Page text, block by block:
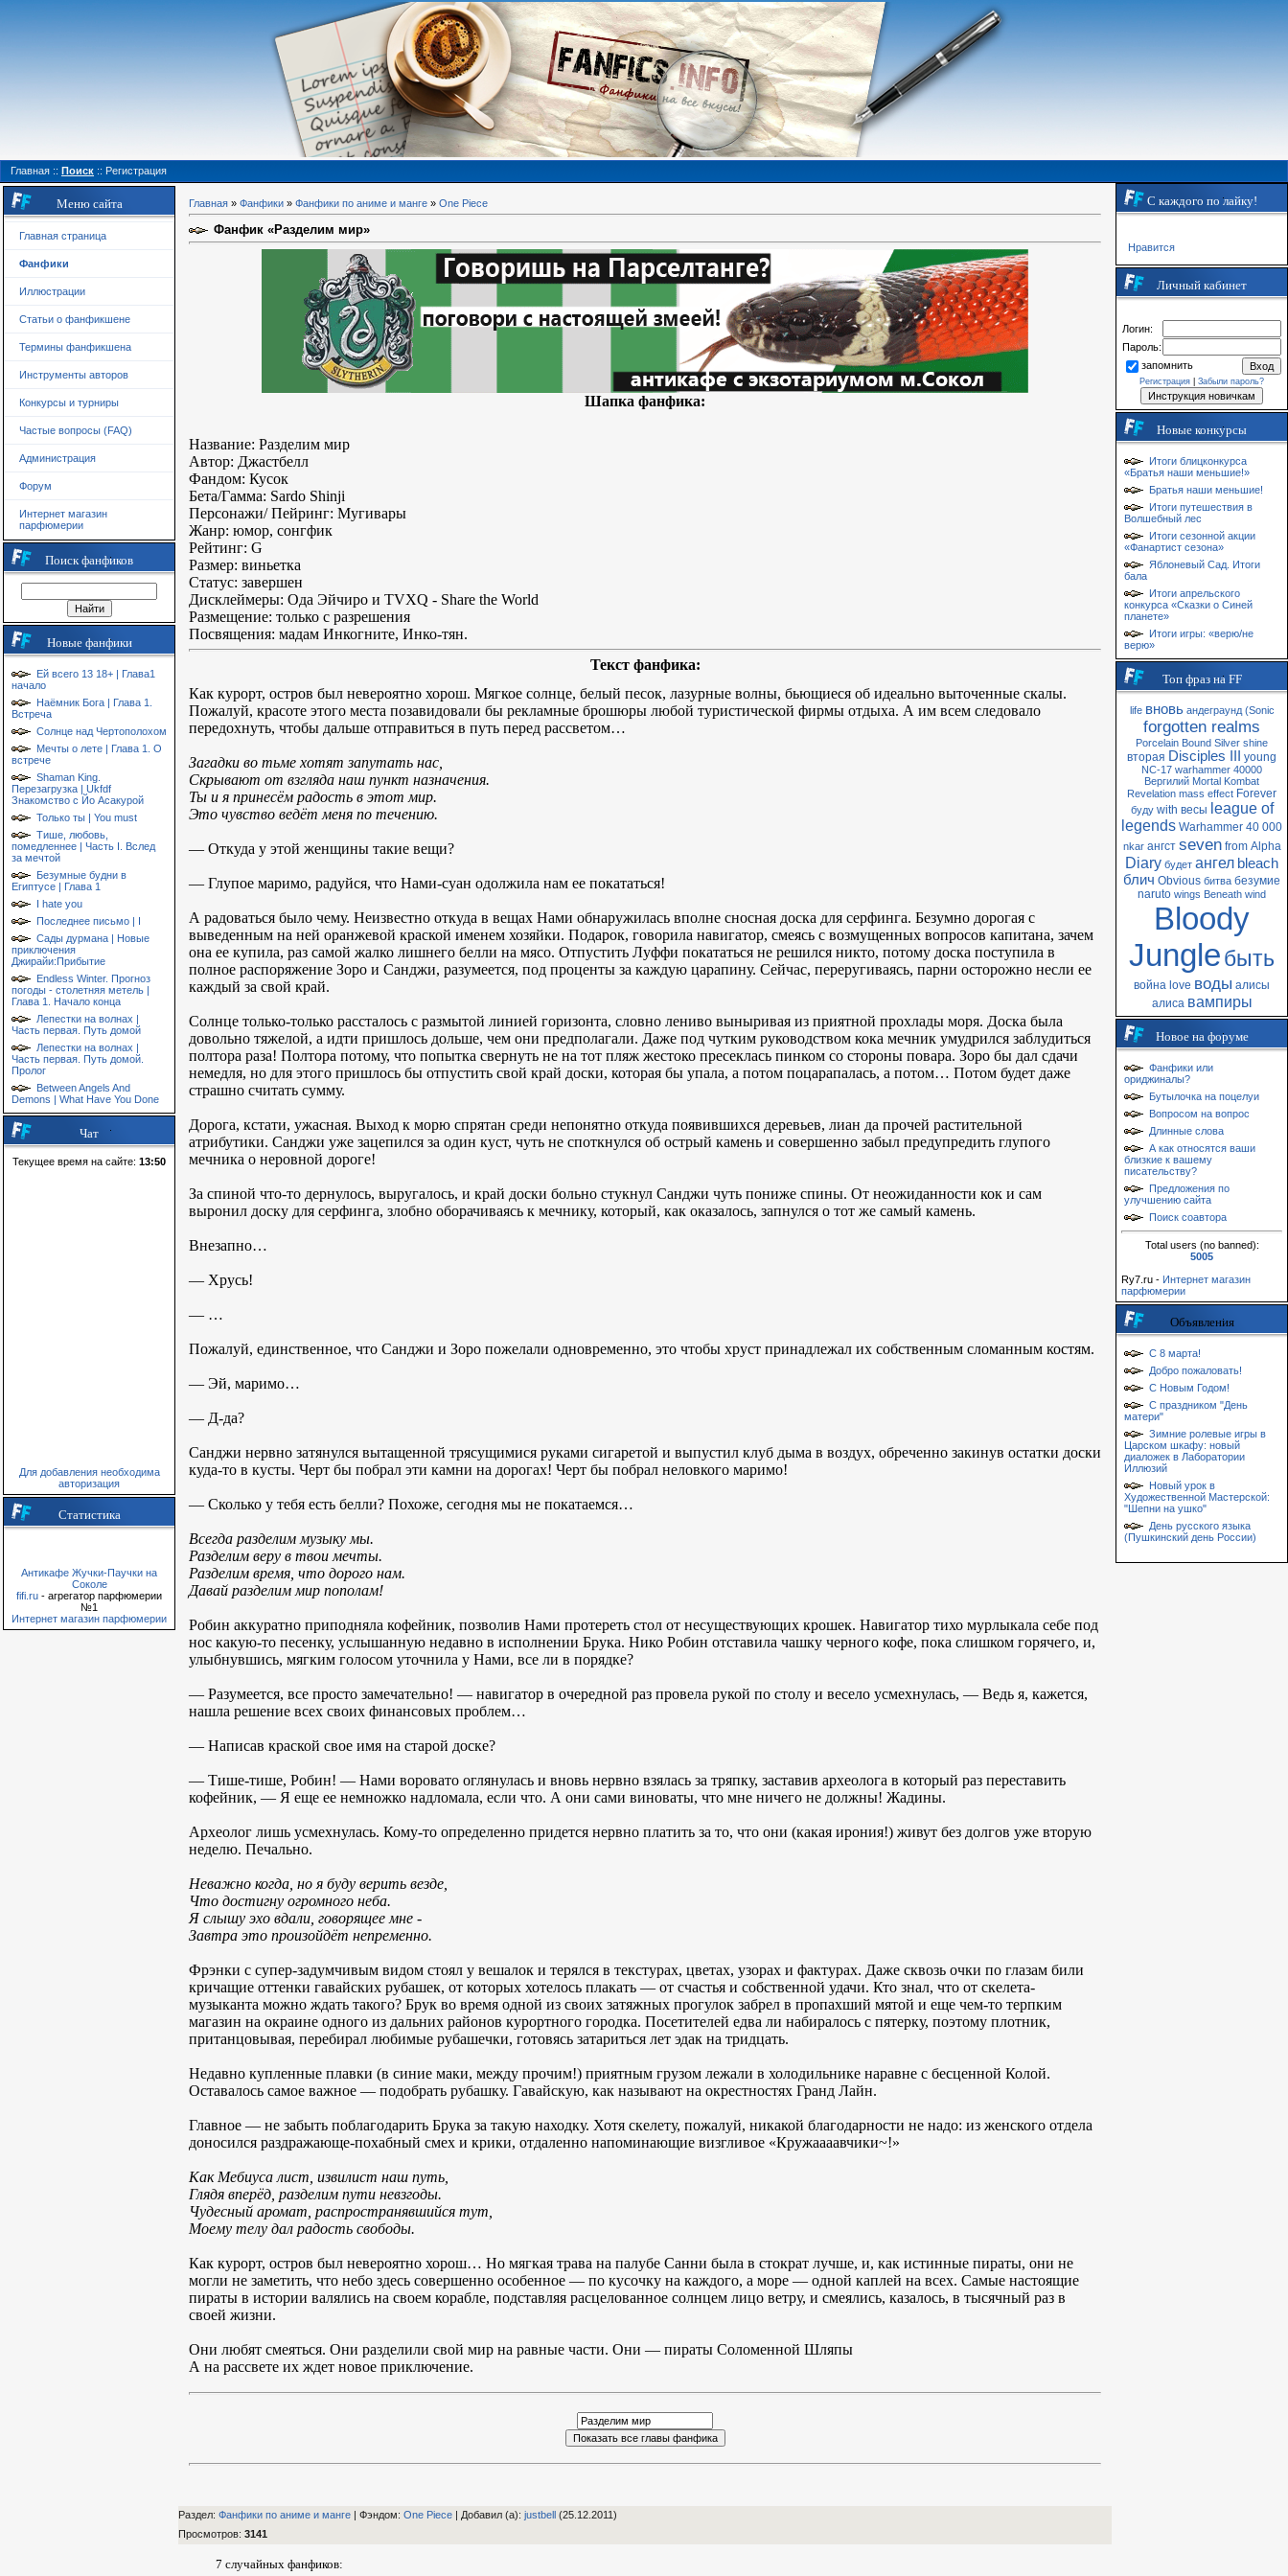
Главная :: Поиск :: Регистрация
Меню сайта
Главная страница
Фанфики
Иллюстрации
Статьи о фанфикшене
Термины фанфикшена
Инструменты авторов
Конкурсы и турниры
Частые вопросы (FAQ)
Администрация
Форум
Интернет магазин
парфюмерии
Поиск фанфиков
Новые фанфики
Ей всего 13 18+ | Глава1
начало
Наёмник Бога | Глава 1.
Встреча
Солнце над Чертополохом
Мечты о лете | Глава 1. О
встрече
Shaman King.
Перезагрузка | Ukfdf
Знакомство с Йо Асакурой
Только ты | You must
Тише, любовь,
помедленнее | Часть I. Вслед
за мечтой
Безумные будни в
Египтусе | Глава 1
I hate you
Последнее письмо | I
Сады дурмана | Новые
приключения
Джирайи:Прибытие
Endless Winter. Прогноз
погоды - столетняя метель |
Глава 1. Начало конца
Лепестки на волнах |
Часть первая. Путь домой
Лепестки на волнах |
Часть первая. Путь домой.
Пролог
Between Angels And
Demons | What Have You Done
Чат
Текущее время на сайте: 13:50
Для добавления необходима
авторизация
Статистика
Антикафе Жучки-Паучки на
Соколе
fifi.ru - агрегатор парфюмерии
№1
Интернет магазин парфюмерии
Главная » Фанфики » Фанфики по аниме и манге » One Piece
Фанфик «Разделим мир»
Шапка фанфика:
Название: Разделим мир
Автор: Джастбелл
Фандом: Кусок
Бета/Гамма: Sardo Shinji
Персонажи/ Пейринг: Мугивары
Жанр: юмор, сонгфик
Рейтинг: G
Размер: виньетка
Статус: завершен
Дисклеймеры: Ода Эйчиро и TVXQ - Share the World
Размещение: только с разрешения
Посвящения: мадам Инкогните, Инко-тян.
Текст фанфика:
Как курорт, остров был невероятно хорош. Мягкое солнце, белый песок, лазурные волны, бьющиеся об идеально выточенные скалы.
Пожалуй, красоте этого места позавидовали бы рекламные брошюры любой туристической фирмы отдыха. А им всем следовало
передохнуть, чтобы дальше отправиться в путь перед рассветом…
Загадки во тьме хотят запутать нас,
Скрывают от взгляда наш пункт назначения.
Ты и я принесём радость в этот мир.
Это чувство ведёт меня по течению.
— Откуда у этой женщины такие вещи?
— Глупое маримо, радуйся, что Нами-суан одолжила нам ее покататься!
А радоваться было чему. Неизвестно откуда в вещах Нами обнаружилась вполне сносная доска для серфинга. Безумно дорогая с
выведенным на ней оранжевой краской именем хозяйки. Подарок, говорила навигатор, смеясь с возмущенных вопросов капитана, зачем
она ее купила, раз самой жалко лишнего белли на мясо. Отпустить Луффи покататься не решился никто, потому доска поступила в
полное распоряжение Зоро и Санджи, разумеется, под проценты за каждую царапину. Сейчас, переругиваясь, парни осторожно несли ее
каждый за свой край.
Солнце только-только рассталось с размытой линией горизонта, словно лениво выныривая из приятной прохлады моря. Доска была
довольно тяжелой, а идти пришлось дольше, чем они предполагали. Даже под чутким руководством кока мечник умудрился заблудиться
полтора раза! Полтора потому, что попытка свернуть не на тот пляж жестоко пресеклась пинком со стороны повара. Зоро бы дал сдачи
немедля, но для этого пришлось бы отпустить свой край доски, которая бы упала, а потом поцарапалась, а потом… Потом будет даже
страшно считать сумму.
Дорога, кстати, ужасная. Выход к морю спрятан среди непонятно откуда появившихся деревьев, лиан да прочей растительной
атрибутики. Санджи уже зацепился за один куст, чуть не споткнулся об острый камень и совершенно забыл предупредить глупого
мечника о неровной дороге!
За спиной что-то дернулось, выругалось, и край доски больно стукнул Санджи чуть пониже спины. От неожиданности кок и сам
выронил доску для серфинга, злобно оборачиваясь к мечнику, который, как оказалось, запнулся о тот же самый камень.
Внезапно…
— Хрусь!
— …
Пожалуй, единственное, что Санджи и Зоро пожелали одновременно, это чтобы хруст принадлежал их собственным сломанным костям.
— Эй, маримо…
— Д-да?
Санджи нервно затянулся вытащенной трясущимися руками сигаретой и выпустил клуб дыма в воздух, обреченно закинув остатки доски
куда-то в кусты. Черт бы побрал эти камни на дорогах! Черт бы побрал неловкого маримо!
— Сколько у тебя есть белли? Похоже, сегодня мы не покатаемся…
Всегда разделим музыку мы.
Разделим веру в твои мечты.
Разделим время, что дорого нам.
Давай разделим мир пополам!
Робин аккуратно приподняла кофейник, позволив Нами протереть стол от несуществующих крошек. Навигатор тихо мурлыкала себе под
нос какую-то песенку, услышанную недавно в исполнении Брука. Нико Робин отставила чашку черного кофе, пока слишком горячего, и,
улыбнувшись, мягким голосом уточнила у Нами, все ли в порядке?
— Разумеется, все просто замечательно! — навигатор в очередной раз провела рукой по столу и весело усмехнулась, — Ведь я, кажется,
нашла решение всех своих финансовых проблем…
— Написав краской свое имя на старой доске?
— Тише-тише, Робин! — Нами воровато оглянулась и вновь нервно взялась за тряпку, заставив археолога в который раз переставить
кофейник, — Я еще ее немножко надломала, если что. А они сами виноваты, что мне ничего не должны! Жадины.
Археолог лишь усмехнулась. Кому-то определенно придется нервно платить за то, что они (какая ирония!) живут без долгов уже вторую
неделю. Печально.
Неважно когда, но я буду верить везде,
Что достигну огромного неба.
Я слышу эхо вдали, говорящее мне -
Завтра это произойдёт непременно.
Фрэнки с супер-задумчивым видом стоял у вешалок и терялся в текстурах, цветах, узорах и фактурах. Даже сквозь очки по глазам били
кричащие оттенки гавайских рубашек, от которых хотелось плакать — от счастья и собственной удачи. Кто знал, что от скелета-
музыканта можно ждать такого? Брук во время одной из своих затяжных прогулок забрел в пропахший мятой и еще чем-то терпким
магазин на окраине одного из дальних районов курортного городка. Посетителей едва ли набиралось с пятерку, поэтому плотник,
пританцовывая, перебирал любимые рубашечки, готовясь затариться лет эдак на тридцать.
Недавно купленные плавки (в синие маки, между прочим!) приятным грузом лежали в холодильнике наравне с бесценной Колой.
Оставалось самое важное — подобрать рубашку. Гавайскую, как называют на окрестностях Гранд Лайн.
Главное — не забыть поблагодарить Брука за такую находку. Хотя скелету, пожалуй, никакой благодарности не надо: из женского отдела
доносился раздражающе-похабный смех и крики, отдаленно напоминающие визгливое «Кружаааавчики~!»
Как Мебиуса лист, извилист наш путь,
Глядя вперёд, разделим пути невзгоды.
Чудесный аромат, распространявшийся тут,
Моему телу дал радость свободы.
Как курорт, остров был невероятно хорош… Но мягкая трава на палубе Санни была в стократ лучше, и, как истинные пираты, они не
могли не заметить, что небо здесь совершенно особенное — по кусочку на каждого, а море — одной каплей на всех. Самые настоящие
пираты в истории валялись на своем корабле, подставляя расцелованное солнцем лицо ветру, и смеялись, казалось, в тысячный раз в
своей жизни.
Они любят смеяться. Они разделили свой мир на равные части. Они — пираты Соломенной Шляпы
А на рассвете их ждет новое приключение.
Раздел: Фанфики по аниме и манге | Фэндом: One Piece | Добавил (а): justbell (25.12.2011)
Просмотров: 3141
7 случайных фанфиков:
С каждого по лайку!
Нравится
Личный кабинет
Логин:
Пароль:
запомнить
Регистрация Забыли пароль?
Новые конкурсы
Итоги блицконкурса
«Братья наши меньшие!»
Братья наши меньшие!
Итоги путешествия в
Волшебный лес
Итоги сезонной акции
«Фанартист сезона»
Яблоневый Сад. Итоги
бала
Итоги апрельского
конкурса «Сказки о Синей
планете»
Итоги игры: «верю/не
верю»
Топ фраз на FF
life вновь андеграунд (Sonic
forgotten realms
Porcelain Bound Silver shine
вторая Disciples III young
NC-17 warhammer 40000
Вергилий Mortal Kombat
Revelation mass effect Forever
буду with весы league of
legends Warhammer 40 000
nkar ангст seven from Alpha
Diary будет ангел bleach
блич Obvious битва безумие
naruto wings Beneath wind
Bloody
Jungleбыть
война love воды алисы
алиса вампиры
Новое на форуме
Фанфики или
ориджиналы?
Бутылочка на поцелуи
Вопросом на вопрос
Длинные слова
А как относятся ваши
близкие к вашему
писательству?
Предложения по
улучшению сайта
Поиск соавтора
Total users (no banned):
5005
Ry7.ru - Интернет магазин
парфюмерии
Объявления
С 8 марта!
Добро пожаловать!
С Новым Годом!
С праздником "День
матери"
Зимние ролевые игры в
Царском шкафу: новый
диаложек в Лаборатории
Иллюзий
Новый урок в
Художественной Мастерской:
"Шепни на ушко"
День русского языка
(Пушкинский день России)